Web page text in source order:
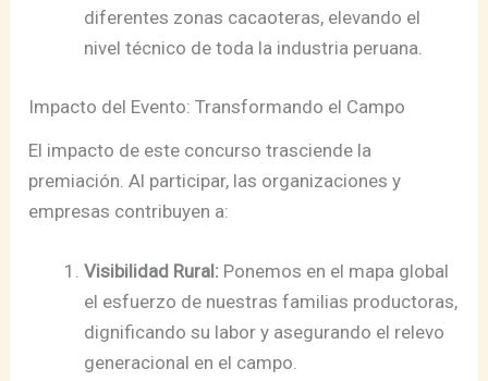
diferentes zonas cacaoteras, elevando el
nivel técnico de toda la industria peruana.
Impacto del Evento: Transformando el Campo
El impacto de este concurso trasciende la
premiación. Al participar, las organizaciones y
empresas contribuyen a:
Visibilidad Rural: Ponemos en el mapa global
el esfuerzo de nuestras familias productoras,
dignificando su labor y asegurando el relevo
generacional en el campo.